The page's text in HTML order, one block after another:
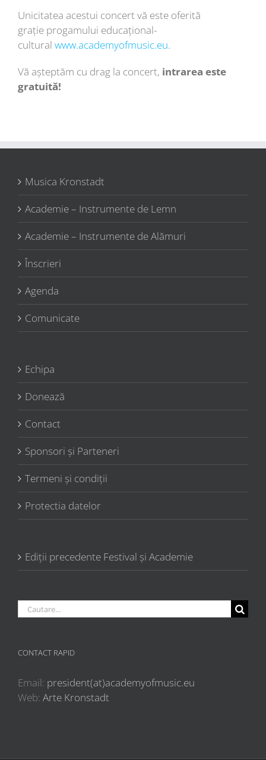
Unicitatea acestui concert vă este oferită
grație progamului educațional-
cultural www.academyofmusic.eu.
Vă așteptăm cu drag la concert, intrarea este
gratuită!
Musica Kronstadt
Academie – Instrumente de Lemn
Academie – Instrumente de Alămuri
Înscrieri
Agenda
Comunicate
Echipa
Donează
Contact
Sponsori şi Parteneri
Termeni şi condiţii
Protectia datelor
Ediții precedente Festival și Academie
Cautare...
CONTACT RAPID
Email: president(at)academyofmusic.eu
Web: Arte Kronstadt